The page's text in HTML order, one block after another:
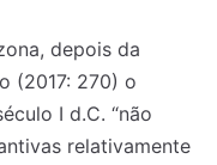
depois da
(2017: 270) o
I d.C. “não
relativamente